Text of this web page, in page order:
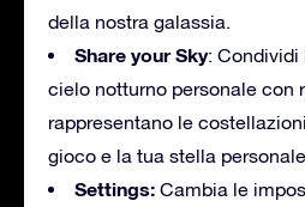
della nostra galassia.
Share your Sky: Condividi
cielo notturno personale con
rappresentano le
gioco e la tua stella
Settings: Cambia le